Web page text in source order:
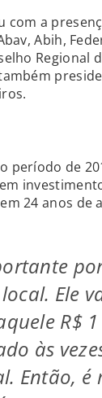
com a
Abih,
Regional
período de
24 anos de
Ele
R$ 1
às
Então, é